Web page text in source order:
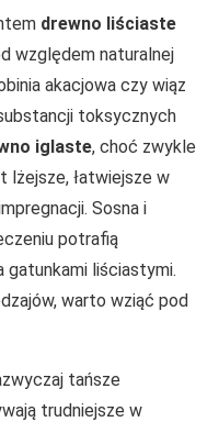
drewno liściaste
względem naturalnej
akacjowa czy wiąz
toksycznych
iglaste, choć zwykle
lżejsze, łatwiejsze w
Sosna i
potrafią
gatunkami liściastymi.
warto wziąć pod
tańsze
trudniejsze w